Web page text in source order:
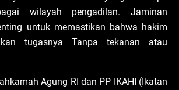
wilayah pengadilan. Jaminan
untuk memastikan bahwa hakim
tugasnya Tanpa tekanan atau
Agung RI dan PP IKAHI (Ikatan